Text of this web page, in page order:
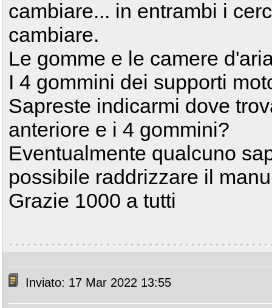
cambiare... in entrambi i
cambiare.
Le gomme e le camere
I 4 gommini dei supporti
Sapreste indicarmi dove
anteriore e i 4 gommini?
Eventualmente qualcuno
possibile raddrizzare il
Grazie 1000 a tutti
Inviato: 17 Mar 2022 13:55